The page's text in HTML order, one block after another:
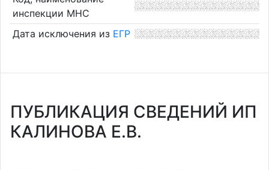
инспекции МНС
Дата исключения из ЕГР
ПУБЛИКАЦИЯ СВЕДЕНИЙ ИП
КАЛИНОВА Е.В.